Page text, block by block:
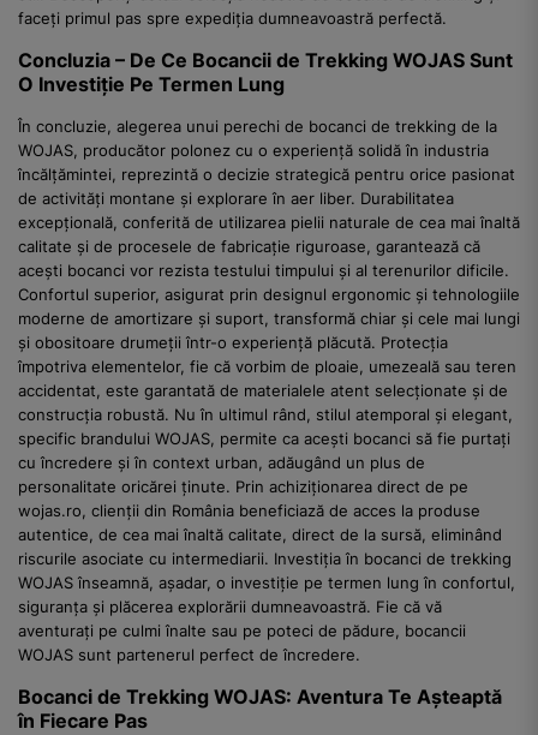
faceți primul pas spre expediția dumneavoastră perfectă.
Concluzia – De Ce Bocancii de Trekking WOJAS Sunt
O Investiție Pe Termen Lung
În concluzie, alegerea unui perechi de bocanci de trekking de la
WOJAS, producător polonez cu o experiență solidă în industria
încălțămintei, reprezintă o decizie strategică pentru orice pasionat
de activități montane și explorare în aer liber. Durabilitatea
excepțională, conferită de utilizarea pielii naturale de cea mai înaltă
calitate și de procesele de fabricație riguroase, garantează că
acești bocanci vor rezista testului timpului și al terenurilor dificile.
Confortul superior, asigurat prin designul ergonomic și tehnologiile
moderne de amortizare și suport, transformă chiar și cele mai lungi
și obositoare drumeții într-o experiență plăcută. Protecția
împotriva elementelor, fie că vorbim de ploaie, umezeală sau teren
accidentat, este garantată de materialele atent selecționate și de
construcția robustă. Nu în ultimul rând, stilul atemporal și elegant,
specific brandului WOJAS, permite ca acești bocanci să fie purtați
cu încredere și în context urban, adăugând un plus de
personalitate oricărei ținute. Prin achiziționarea direct de pe
wojas.ro, clienții din România beneficiază de acces la produse
autentice, de cea mai înaltă calitate, direct de la sursă, eliminând
riscurile asociate cu intermediarii. Investiția în bocanci de trekking
WOJAS înseamnă, așadar, o investiție pe termen lung în confortul,
siguranța și plăcerea explorării dumneavoastră. Fie că vă
aventurați pe culmi înalte sau pe poteci de pădure, bocancii
WOJAS sunt partenerul perfect de încredere.
Bocanci de Trekking WOJAS: Aventura Te Așteaptă
în Fiecare Pas